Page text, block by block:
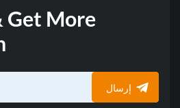
Get More
إرسال